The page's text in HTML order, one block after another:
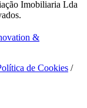
Imobiliaria Lda
&
de Cookies /